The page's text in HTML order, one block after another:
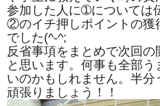
参加した人に➀については
②のイチ押しポイントの獲
でした(^-^;
反省事項をまとめで次回
と思います。何事も全部
いのかもしれません。半
頑張りましょう！！